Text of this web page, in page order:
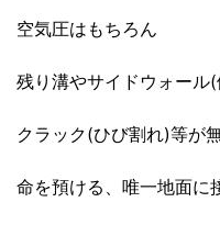
空気圧はもちろん
残り溝やサイドウォール
クラック(ひび割れ)等が
命を預ける、唯一地面に